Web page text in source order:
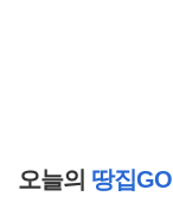
오늘의 땅집GO